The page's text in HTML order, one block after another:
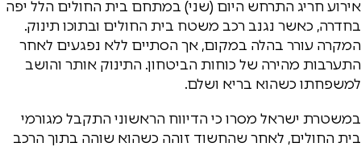
אירוע חריג התרחש היום (שני) במתחם בית החולים הלל יפה
בחדרה, כאשר נגנב רכב משטח בית החולים ובתוכו תינוק.
המקרה עורר בהלה במקום, אך הסתיים ללא נפגעים לאחר
התערבות מהירה של כוחות הביטחון. התינוק אותר והושב
למשפחתו כשהוא בריא ושלם.
במשטרת ישראל מסרו כי הדיווח הראשוני התקבל מגורמי
בית החולים, לאחר שהחשוד זוהה כשהוא שוהה בתוך הרכב